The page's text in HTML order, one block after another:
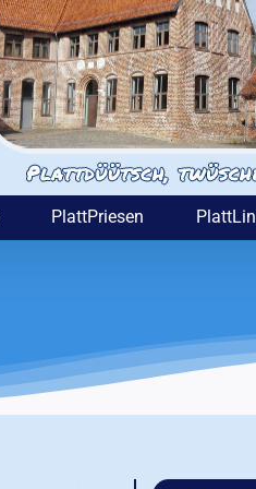
PlattPriesen